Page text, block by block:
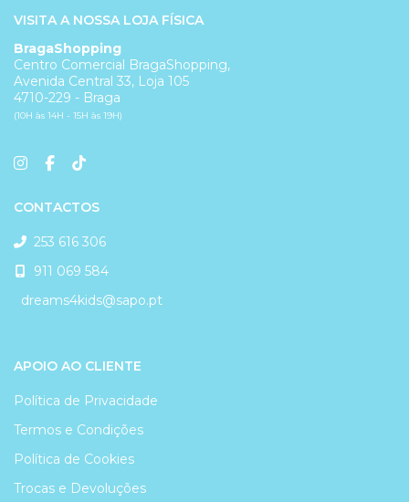
VISITA A NOSSA LOJA FÍSICA
BragaShopping
Centro Comercial BragaShopping,
Avenida Central 33, Loja 105
4710-229 - Braga
(10H às 14H - 15H às 19H)
CONTACTOS
253 616 306
911 069 584
dreams4kids@sapo.pt
APOIO AO CLIENTE
Política de Privacidade
Termos e Condições
Política de Cookies
Trocas e Devoluções